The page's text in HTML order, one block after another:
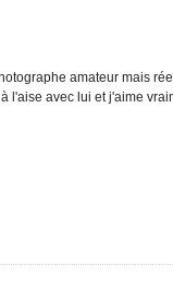
amateur mais
l'aise avec lui et j'aime